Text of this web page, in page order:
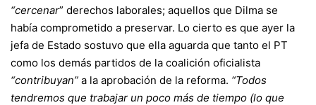
“cercenar” derechos laborales; aquellos que Dilma se
había comprometido a preservar. Lo cierto es que ayer la
jefa de Estado sostuvo que ella aguarda que tanto el PT
como los demás partidos de la coalición oficialista
“contribuyan” a la aprobación de la reforma. “Todos
tendremos que trabajar un poco más de tiempo (lo que